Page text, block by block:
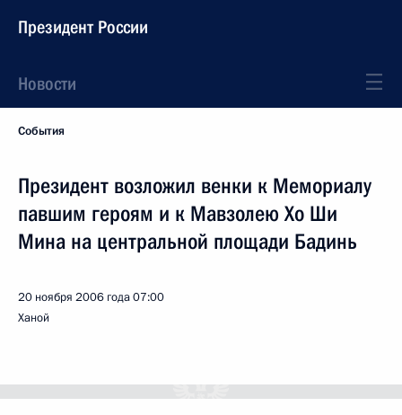
Президент России
Новости
События
Президент возложил венки к Мемориалу
павшим героям и к Мавзолею Хо Ши
Мина на центральной площади Бадинь
20 ноября 2006 года07:00
Ханой